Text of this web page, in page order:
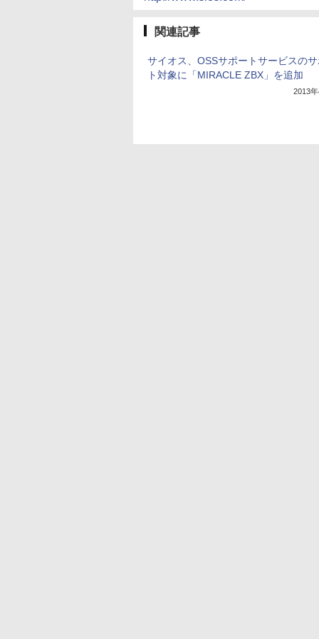
関連記事
サイオス、OSSサポートサービスの
ト対象に「MIRACLE ZBX」を追加
2013